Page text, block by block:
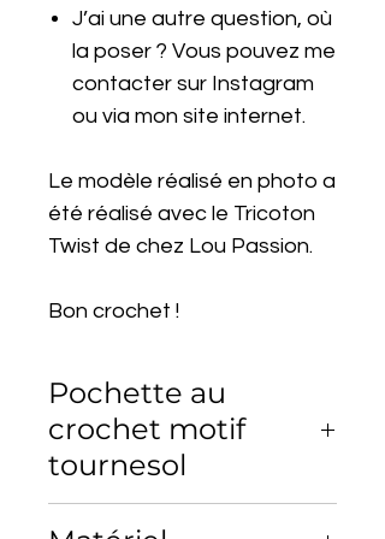
J’ai une autre question, où
la poser ? Vous pouvez me
contacter sur Instagram
ou via mon site internet.
Le modèle réalisé en photo a
été réalisé avec le Tricoton
Twist de chez Lou Passion.
Bon crochet !
Pochette au
crochet motif
tournesol